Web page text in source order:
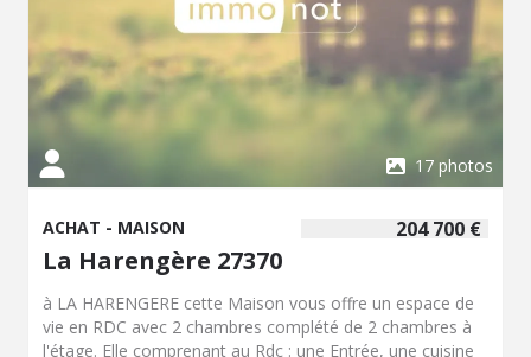
17 photos
204 700 €
ACHAT - MAISON
La Harengère 27370
à LA HARENGERE cette Maison vous offre un espace de
vie en RDC avec 2 chambres complété de 2 chambres à
l'étage. Elle comprenant au Rdc : une Entrée, une cuisine